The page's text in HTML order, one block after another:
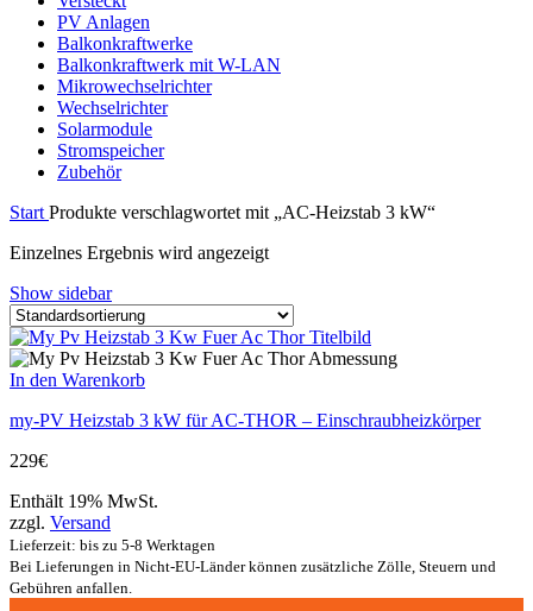
PV Anlagen
Balkonkraftwerke
Balkonkraftwerk mit W-LAN
Mikrowechselrichter
Wechselrichter
Solarmodule
Stromspeicher
Zubehör
Start Produkte verschlagwortet mit „AC-Heizstab 3 kW“
Einzelnes Ergebnis wird angezeigt
Show sidebar
In den Warenkorb
my-PV Heizstab 3 kW für AC-THOR – Einschraubheizkörper
229€
Enthält 19% MwSt.
zzgl. Versand
Lieferzeit: bis zu 5-8 Werktagen
Bei Lieferungen in Nicht-EU-Länder können zusätzliche Zölle, Steuern und
Gebühren anfallen.